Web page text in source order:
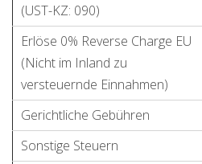
(UST-KZ: 090)
Erlöse 0% Reverse Charge EU
(Nicht im Inland zu
versteuernde Einnahmen)
Gerichtliche Gebühren
Sonstige Steuern